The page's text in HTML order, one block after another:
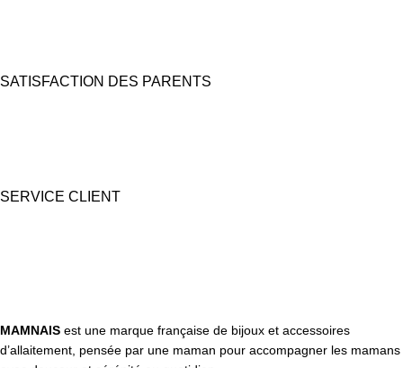
SATISFACTION DES PARENTS
SERVICE CLIENT
MAMNAIS est une marque française de bijoux et accessoires
d’allaitement, pensée par une maman pour accompagner les mamans